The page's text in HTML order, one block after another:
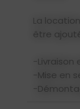
La
être
-Livraison
-Mise en
-